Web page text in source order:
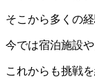
そこから多くの経
今では宿泊施設
これからも挑戦を